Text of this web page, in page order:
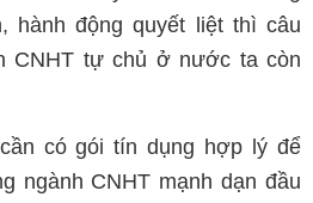
hành động quyết liệt thì câu
CNHT tự chủ ở nước ta còn
có gói tín dụng hợp lý để
ngành CNHT mạnh dạn đầu